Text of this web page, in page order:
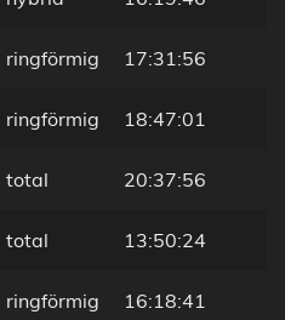
ringförmig 17:31:56
ringförmig 18:47:01
total 20:37:56
total 13:50:24
ringförmig 16:18:41